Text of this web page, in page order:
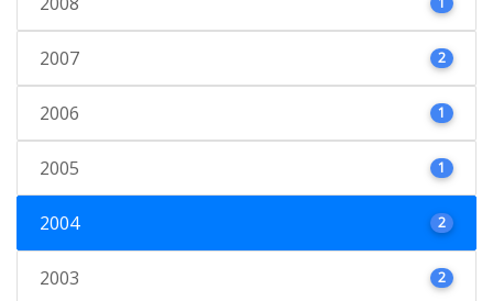
2007 2
2006 1
2005 1
2004 2
2003 2